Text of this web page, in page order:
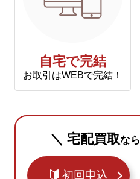
自宅で完結
お取引はWEBで完結！
＼ 宅配買取なら
初回申込